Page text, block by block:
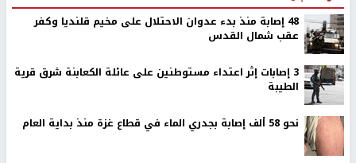
48 إصابة منذ بدء عدوان الاحتلال على مخيم قلنديا وكفر
عقب شمال القدس
‏3 إصابات إثر اعتداء مستوطنين على عائلة الكعابنة شرق قرية
الطيبة
نحو 58 ألف إصابة بجدري الماء في قطاع غزة منذ بداية العام